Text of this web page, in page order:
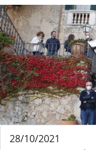
28/10/2021